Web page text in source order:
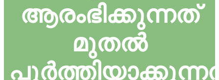
ആരംഭിക്കുന്നത്
മുതൽ